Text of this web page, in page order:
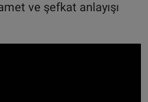
ve şefkat anlayışı